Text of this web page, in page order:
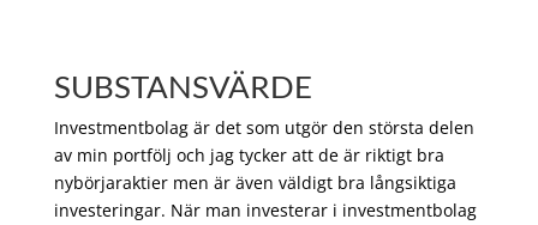
SUBSTANSVÄRDE
Investmentbolag är det som utgör den största delen
av min portfölj och jag tycker att de är riktigt bra
nybörjaraktier men är även väldigt bra långsiktiga
investeringar. När man investerar i investmentbolag